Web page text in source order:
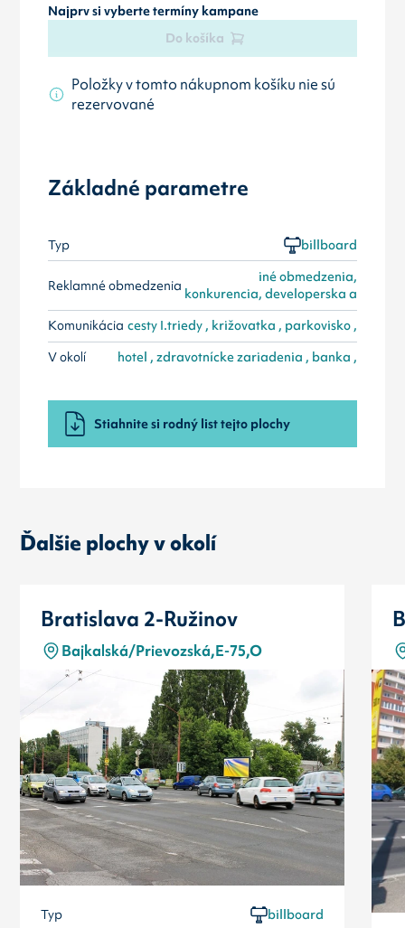
Najprv si vyberte termíny kampane
Do košíka
Položky v tomto nákupnom košíku nie sú
rezervované
Základné parametre
Typ billboard
Reklamné obmedzenia
iné obmedzenia,
konkurencia, developerska a
Komunikácia cesty I.triedy , križovatka , parkovisko ,
V okolí
hotel , zdravotnícke zariadenia , banka ,
Stiahnite si rodný list tejto plochy
Ďalšie plochy v okolí
Bratislava 2-Ružinov
Bajkalská/Prievozská,E-75,O
Typ billboard